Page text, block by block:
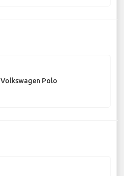
Volkswagen Polo